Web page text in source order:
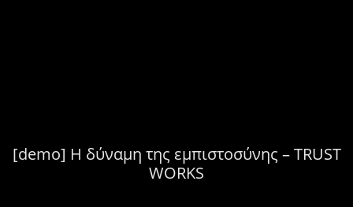
[demo] Η δύναμη της εμπιστοσύνης – TRUST
WORKS